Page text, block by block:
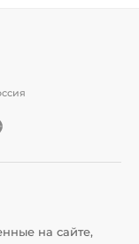
на сайте,